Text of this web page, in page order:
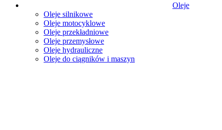
Oleje
Oleje silnikowe
Oleje motocyklowe
Oleje przekładniowe
Oleje przemysłowe
Oleje hydrauliczne
Oleje do ciągników i maszyn